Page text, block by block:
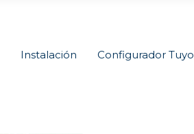
Instalación Configurador Tuyo